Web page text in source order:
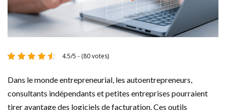
4.5/5 - (80 votes)
Dans le monde entrepreneurial, les autoentrepreneurs,
consultants indépendants et petites entreprises pourraient
tirer avantage des logiciels de facturation. Ces outils